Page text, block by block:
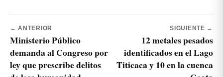
← ANTERIOR
Ministerio Público
demanda al Congreso por
ley que prescribe delitos
SIGUIENTE →
12 metales pesados
identificados en el Lago
Titicaca y 10 en la cuenca